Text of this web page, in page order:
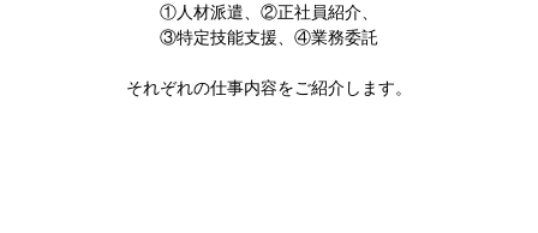
①人材派遣、②正社員紹介、
​​​​​​​③特定技能支援、④業務委託
​​​​​​​それぞれの仕事内容をご紹介します。